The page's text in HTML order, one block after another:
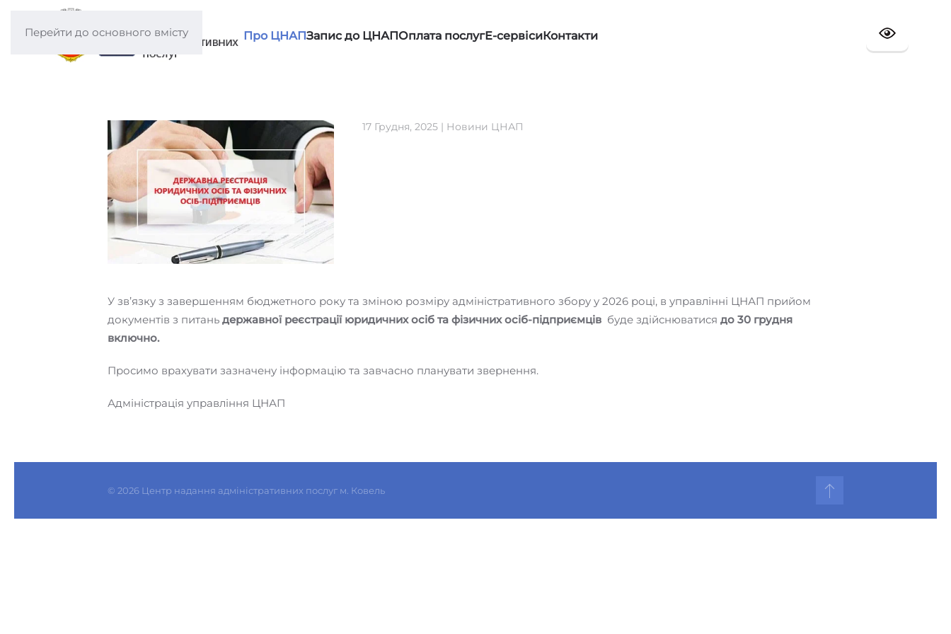
Перейти до основного вмісту Про ЦНАПЗапис до ЦНАПОплата послугЕ-сервісиКонтакти
17 Грудня, 2025 | Новини ЦНАП
У зв’язку з завершенням бюджетного року та зміною розміру адміністративного збору у 2026 році, в управлінні ЦНАП прийом
документів з питань державної реєстрації юридичних осіб та фізичних осіб-підприємців буде здійснюватися до 30 грудня
включно.
Просимо врахувати зазначену інформацію та завчасно планувати звернення.
Адміністрація управління ЦНАП
© 2026 Центр надання адміністративних послуг м. Ковель